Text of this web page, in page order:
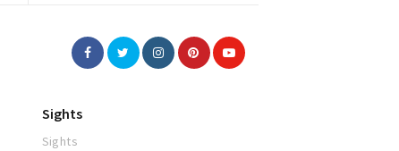
Sights
Sights